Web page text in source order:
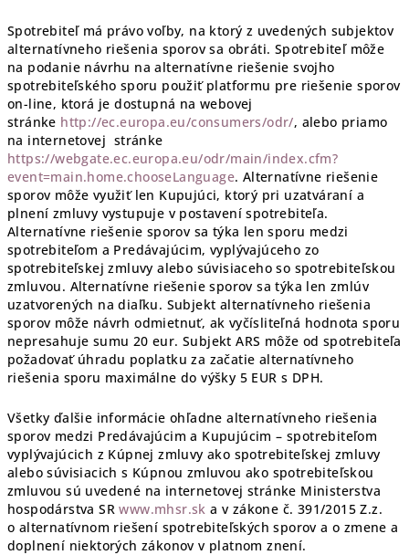
Spotrebiteľ má právo voľby, na ktorý z uvedených subjektov
alternatívneho riešenia sporov sa obráti. Spotrebiteľ môže
na podanie návrhu na alternatívne riešenie svojho
spotrebiteľského sporu použiť platformu pre riešenie sporov
on-line, ktorá je dostupná na webovej
stránke http://ec.europa.eu/consumers/odr/, alebo priamo
na internetovej stránke
https://webgate.ec.europa.eu/odr/main/index.cfm?
event=main.home.chooseLanguage. Alternatívne riešenie
sporov môže využiť len Kupujúci, ktorý pri uzatváraní a
plnení zmluvy vystupuje v postavení spotrebiteľa.
Alternatívne riešenie sporov sa týka len sporu medzi
spotrebiteľom a Predávajúcim, vyplývajúceho zo
spotrebiteľskej zmluvy alebo súvisiaceho so spotrebiteľskou
zmluvou. Alternatívne riešenie sporov sa týka len zmlúv
uzatvorených na diaľku. Subjekt alternatívneho riešenia
sporov môže návrh odmietnuť, ak vyčísliteľná hodnota sporu
nepresahuje sumu 20 eur. Subjekt ARS môže od spotrebiteľa
požadovať úhradu poplatku za začatie alternatívneho
riešenia sporu maximálne do výšky 5 EUR s DPH.
Všetky ďalšie informácie ohľadne alternatívneho riešenia
sporov medzi Predávajúcim a Kupujúcim – spotrebiteľom
vyplývajúcich z Kúpnej zmluvy ako spotrebiteľskej zmluvy
alebo súvisiacich s Kúpnou zmluvou ako spotrebiteľskou
zmluvou sú uvedené na internetovej stránke Ministerstva
hospodárstva SRwww.mhsr.sk a v zákone č. 391/2015 Z.z.
o alternatívnom riešení spotrebiteľských sporov a o zmene a
doplnení niektorých zákonov v platnom znení.